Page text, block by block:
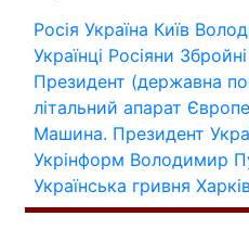
Росія Україна Київ
Українці Росіяни
Президент (державна
літальний апарат
Машина. Президент
Укрінформ Володимир
Українська гривня